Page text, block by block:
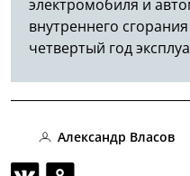
электромобиля и
внутреннего
четвертый год
Александр Власов